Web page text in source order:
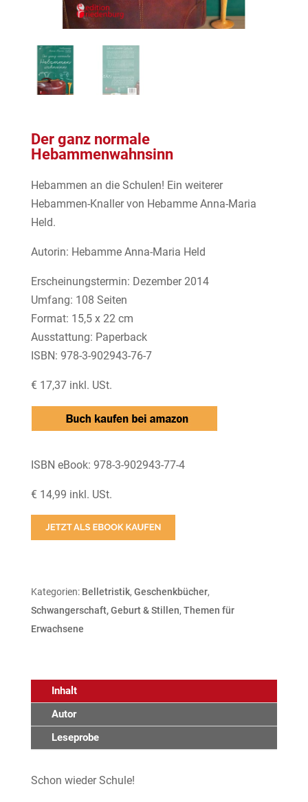
Der ganz normale
Hebammenwahnsinn
Hebammen an die Schulen! Ein weiterer
Hebammen-Knaller von Hebamme Anna-Maria
Held.
Autorin: Hebamme Anna-Maria Held
Erscheinungstermin: Dezember 2014
Umfang: 108 Seiten
Format: 15,5 x 22 cm
Ausstattung: Paperback
ISBN: 978-3-902943-76-7
€ 17,37 inkl. USt.
ISBN eBook: 978-3-902943-77-4
€ 14,99 inkl. USt.
Kategorien: Belletristik, Geschenkbücher,
Schwangerschaft, Geburt & Stillen, Themen für
Erwachsene
Inhalt
Autor
Leseprobe
Schon wieder Schule!